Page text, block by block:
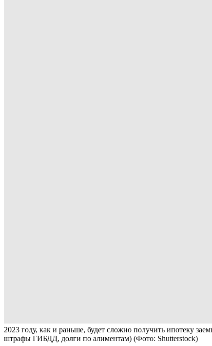
2023 году, как и раньше, будет сложно получить ипотеку
штрафы ГИБДД, долги по алиментам) (Фото: Shutterstock)